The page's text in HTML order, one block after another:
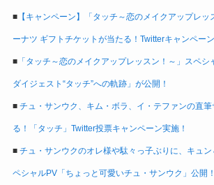
■【キャンペーン】「タッチ～恋のメイクアップレッ
ーナツ ギフトチケットが当たる！Twitterキャンペーン
■「タッチ～恋のメイクアップレッスン！～」スペシ
ダイジェスト“タッチ”への軌跡」が公開！
■ チュ・サンウク、キム・ボラ、イ・テファンの直
る！「タッチ」Twitter投票キャンペーン実施！
■ チュ・サンウクのオレ様や駄々っ子ぶりに、キュ
ペシャルPV「ちょっと可愛いチュ・サンウク」公開！